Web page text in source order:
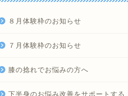
８月体験枠のお知らせ
７月体験枠のお知らせ
膝の捻れでお悩みの方へ
下半身のお悩み改善をサポートする